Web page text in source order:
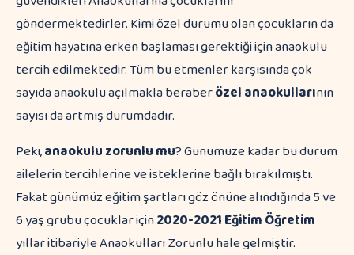
göndermektedirler. Kimi özel durumu olan çocukların da
eğitim hayatına erken başlaması gerektiği için anaokulu
tercih edilmektedir. Tüm bu etmenler karşısında çok
sayıda anaokulu açılmakla beraberözel anaokullarının
sayısı da artmış durumdadır.
Peki,anaokulu zorunlu mu? Günümüze kadar bu durum
ailelerin tercihlerine ve isteklerine bağlı bırakılmıştı.
Fakat günümüz eğitim şartları göz önüne alındığında 5 ve
6 yaş grubu çocuklar için2020-2021 Eğitim Öğretim
yıllar itibariyle Anaokulları Zorunlu hale gelmiştir.